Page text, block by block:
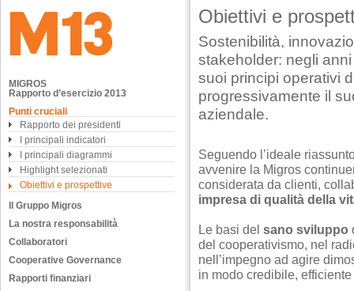
MIGROS
Rapporto d’esercizio 2013
Punti cruciali
Rapporto dei presidenti
I principali indicatori
I principali diagrammi
Highlight selezionati
Obiettivi e prospettive
Il Gruppo Migros
La nostra responsabilità
Collaboratori
Cooperative Governance
Rapporti finanziari
Obiettivi e
Sostenibilità,
stakeholder: negli
suoi principi operativi
progressivamente il
aziendale.
Seguendo l’ideale
avvenire la Migros
considerata da clienti,
impresa di qualità della
Le basi del sano sviluppo
del cooperativismo, nel
nell’impegno ad agire
in modo credibile,